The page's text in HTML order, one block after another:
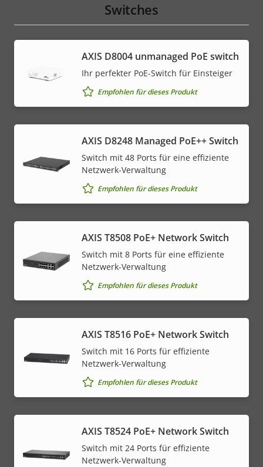
Switches
AXIS ​D8004 unmanaged PoE switch
Ihr perfekter PoE-Switch für Einsteiger
Empfohlen für dieses Produkt
AXIS D8248 Managed PoE++ Switch
Switch mit 48 Ports für eine effiziente
Netzwerk-Verwaltung
Empfohlen für dieses Produkt
AXIS T8508 PoE+ Network Switch
Switch mit 8 Ports für eine effiziente
Netzwerk-Verwaltung
Empfohlen für dieses Produkt
AXIS T8516 PoE+ Network Switch
Switch mit 16 Ports für effiziente
Netzwerk-Verwaltung
Empfohlen für dieses Produkt
AXIS T8524 PoE+ Network Switch
Switch mit 24 Ports für effiziente
Netzwerk-Verwaltung